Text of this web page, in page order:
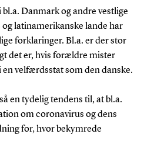
Danmark og andre vestlige
latinamerikanske lande har
forklaringer. Bl.a. er der stor
det er, hvis forældre mister
en velfærdsstat som den danske.
en tydelig tendens til, at bl.a.
om coronavirus og dens
for, hvor bekymrede